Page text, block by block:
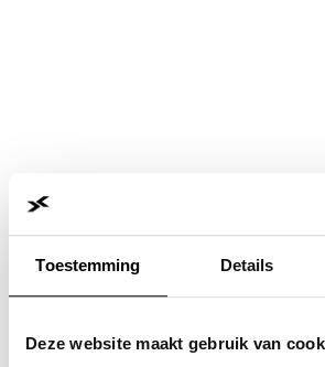
Toestemming Details
Deze website maakt gebruik van